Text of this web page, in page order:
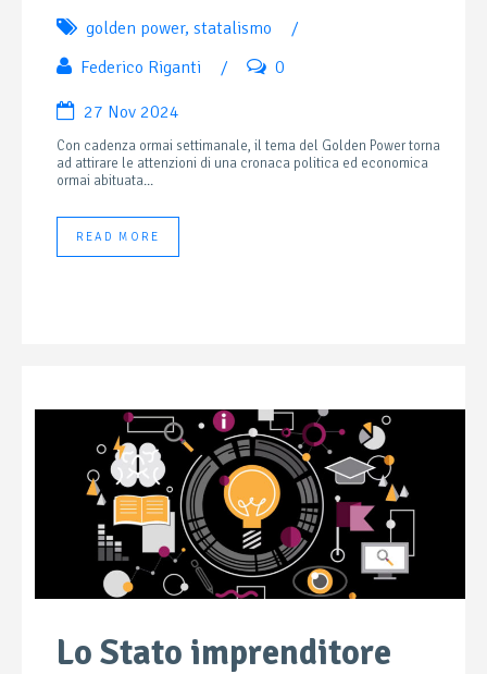
golden power, statalismo
/
Federico Riganti
/ 0
27 Nov 2024
Con cadenza ormai settimanale, il tema del Golden Power torna
ad attirare le attenzioni di una cronaca politica ed economica
ormai abituata...
READ MORE
Lo Stato imprenditore